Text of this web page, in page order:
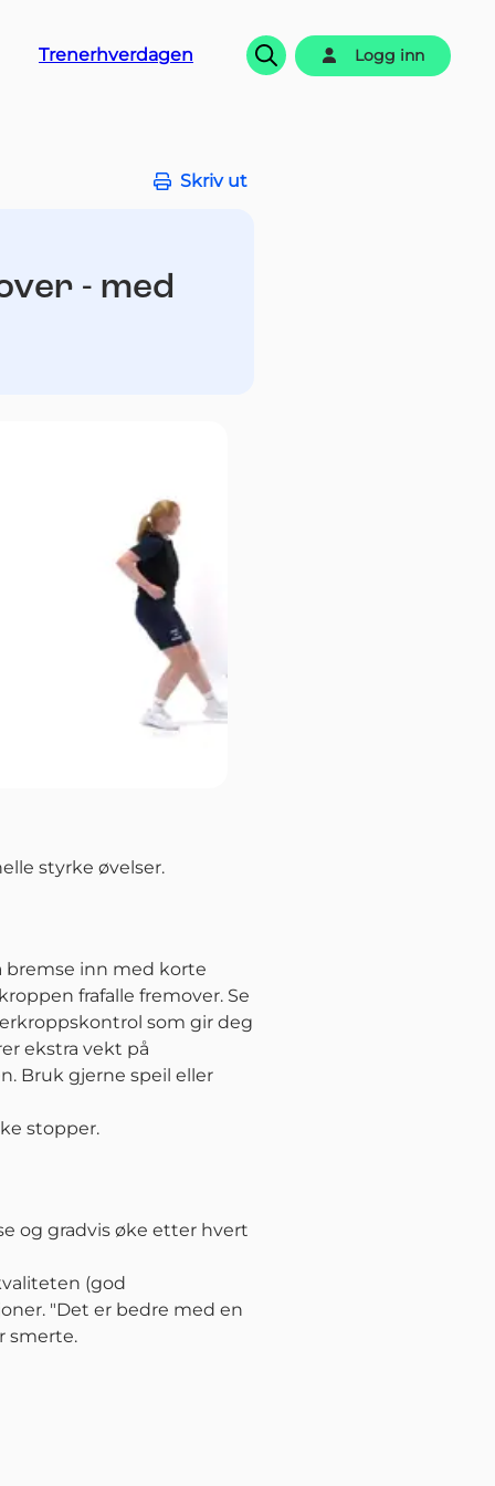
Trenerhverdagen
Søk
Logg inn
Skriv ut
- med
styrke øvelser.
bremse inn med korte
frafalle fremover. Se
som gir deg
ekstra vekt på
Bruk gjerne speil eller
stopper.
og gradvis øke etter hvert
(god
"Det er bedre med en
smerte.